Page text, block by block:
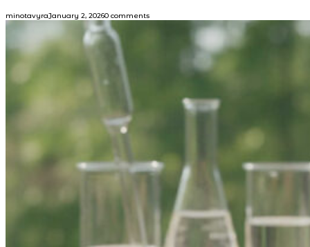
minotavyraJanuary 2, 20260 comments